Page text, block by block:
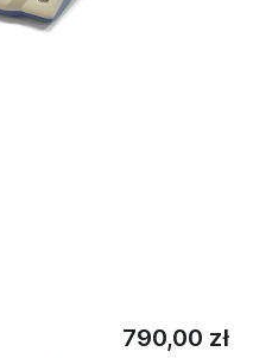
WiFi
790,00 zł